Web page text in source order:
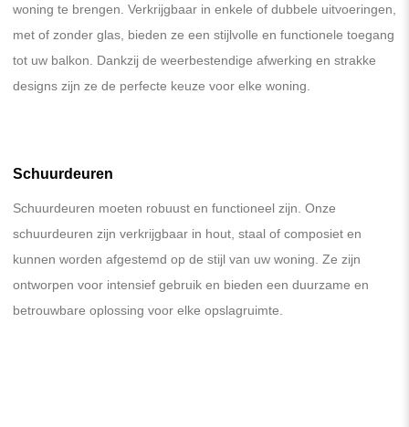
woning te brengen. Verkrijgbaar in enkele of dubbele uitvoeringen,
met of zonder glas, bieden ze een stijlvolle en functionele toegang
tot uw balkon. Dankzij de weerbestendige afwerking en strakke
designs zijn ze de perfecte keuze voor elke woning.
Schuurdeuren
Schuurdeuren moeten robuust en functioneel zijn. Onze
schuurdeuren zijn verkrijgbaar in hout, staal of composiet en
kunnen worden afgestemd op de stijl van uw woning. Ze zijn
ontworpen voor intensief gebruik en bieden een duurzame en
betrouwbare oplossing voor elke opslagruimte.